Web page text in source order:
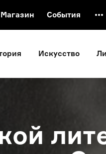
Магазин События
Русский язык
Искусство